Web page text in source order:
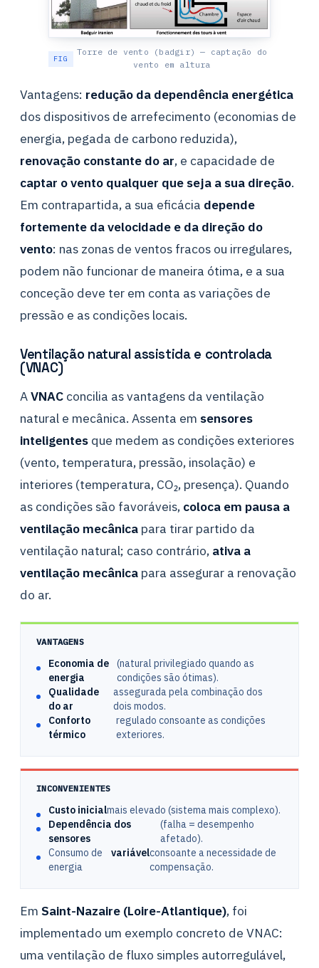
Torre de vento (badgir) — captação do
vento em altura
Vantagens: redução da dependência energética
dos dispositivos de arrefecimento (economias de
energia, pegada de carbono reduzida),
renovação constante do ar, e capacidade de
captar o vento qualquer que seja a sua direção.
Em contrapartida, a sua eficácia depende
fortemente da velocidade e da direção do
vento: nas zonas de ventos fracos ou irregulares,
podem não funcionar de maneira ótima, e a sua
conceção deve ter em conta as variações de
pressão e as condições locais.
Ventilação natural assistida e controlada
(VNAC)
AVNAC concilia as vantagens da ventilação
natural e mecânica. Assenta em sensores
inteligentes que medem as condições exteriores
(vento, temperatura, pressão, insolação) e
interiores (temperatura, CO₂, presença). Quando
as condições são favoráveis, coloca em pausa a
ventilação mecânica para tirar partido da
ventilação natural; caso contrário, ativa a
ventilação mecânica para assegurar a renovação
do ar.
VANTAGENS
Economia de
energia
(natural privilegiado quando as
condições são ótimas).
Qualidade
do ar
assegurada pela combinação dos
dois modos.
Conforto
térmico
regulado consoante as condições
exteriores.
INCONVENIENTES
Custo inicialmais elevado (sistema mais complexo).
Dependência dos
sensores
(falha = desempenho
afetado).
Consumo de
energia
variávelconsoante a necessidade de
compensação.
Em Saint-Nazaire (Loire-Atlantique), foi
implementado um exemplo concreto de VNAC:
uma ventilação de fluxo simples autorregulável,